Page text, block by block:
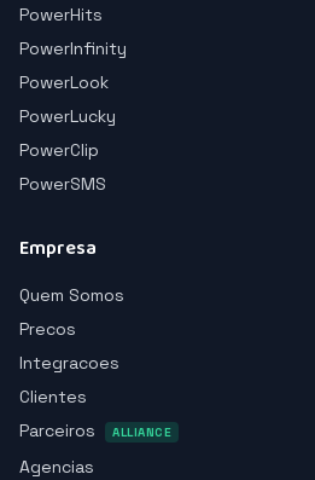
PowerHits
PowerInfinity
PowerLook
PowerLucky
PowerClip
PowerSMS
Empresa
Quem Somos
Precos
Integracoes
Clientes
Parceiros
ALLIANCE
Agencias